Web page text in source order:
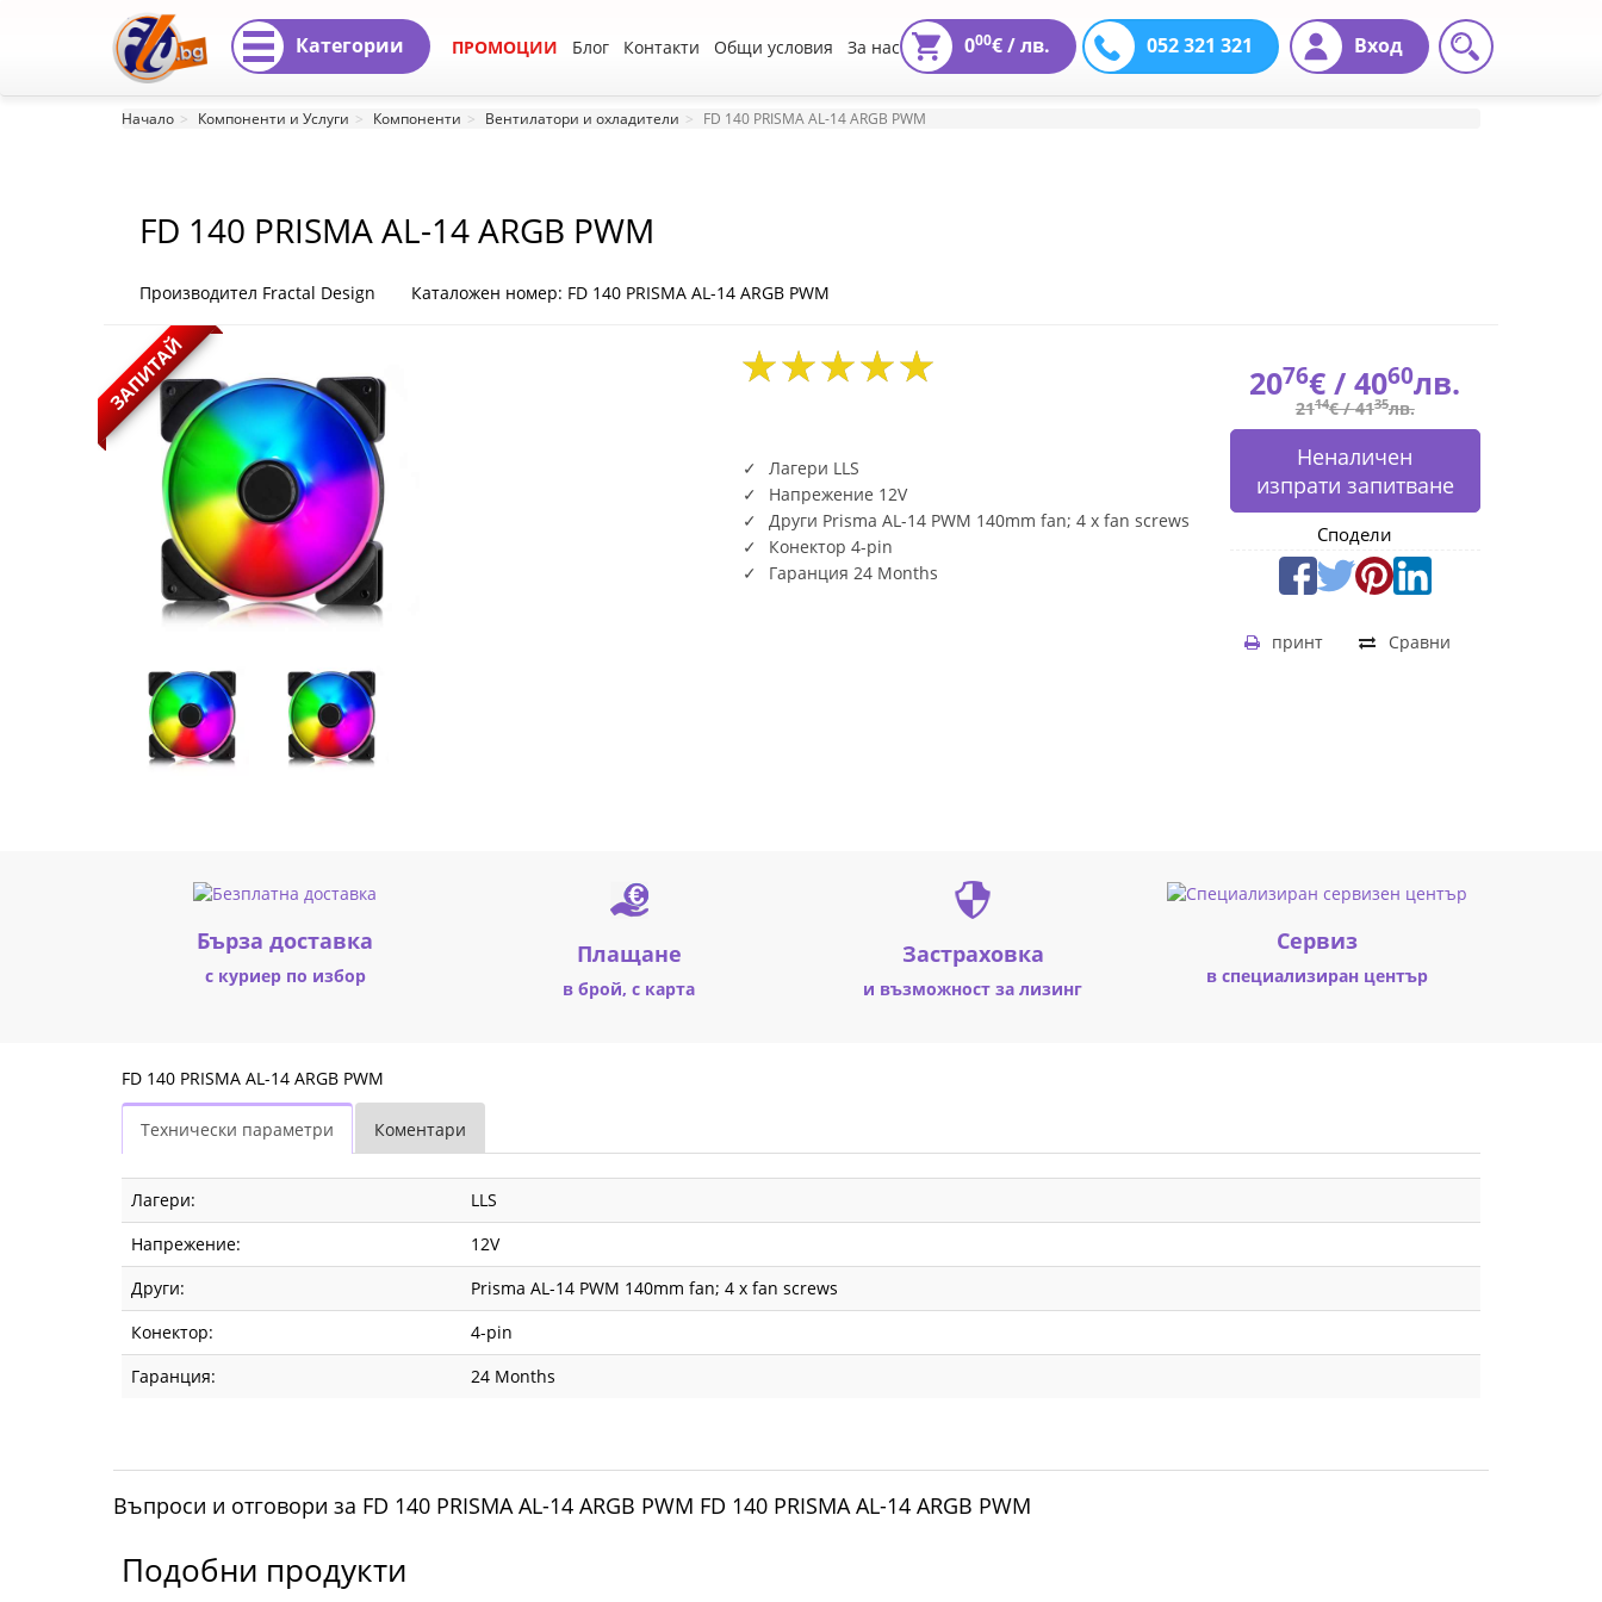
FD
AL-
14
ARGB
PWM
FD
140
PRISMA
AL-
ARGB
PWM
Категории ПРОМОЦИИ Блог Контакти Общи условия За нас Вход
052 321 321
000€ /лв.
Начало Компоненти и Услуги Компоненти Вентилатори и охладители FD 140 PRISMA AL-14 ARGB PWM
FD 140 PRISMA AL-14 ARGB PWM
Производител Fractal Design Каталожен номер: FD 140 PRISMA AL-14 ARGB PWM
ЗАПИТАЙ
Лагери LLS
Напрежение 12V
Други Prisma AL-14 PWM 140mm fan; 4 x fan screws
Конектор 4-pin
Гаранция 24 Months
2076€ /4060лв.
2114€ /4135лв.
Неналичен
изпрати запитване
Сподели
Сравни
принт
Бърза доставка
с куриер по избор
Плащане
в брой, с карта
Застраховка
и възможност за лизинг
Cервиз
в специализиран център
FD 140 PRISMA AL-14 ARGB PWM
Технически параметри Коментари
Лагери:
LLS
Напрежение:
12V
Други:
Prisma AL-14 PWM 140mm fan; 4 x fan screws
Конектор:
4-pin
Гаранция:
24 Months
Въпроси и отговори за FD 140 PRISMA AL-14 ARGB PWM FD 140 PRISMA AL-14 ARGB PWM
Подобни продукти